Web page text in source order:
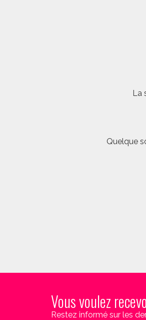
La
Quelque
Vous voulez
Restez informé sur les